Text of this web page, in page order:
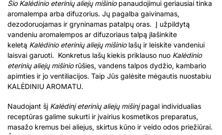
Šio Kalėdinio eterinių aliejų mišinio panaudojimui geriausiai tinka
aromalempa arba difuzorius. Jų pagalba gaivinamas,
dezodoruojamas ir gryninamas patalpų oras. Į užpildytą
vandeniu aromalempos ar difuzoriaus talpą įlašinkite
keletą Kalėdinio eterinių aliejų mišinio lašų ir leiskite vandeniui
laisvai garuoti. Konkretus lašų kiekis priklauso nuo Kalėdinio
eterinių aliejų mišiniorūšies, vandens talpos dydžio, kambario
apimties ir jo ventiliacijos. Taip Jūs galėsite mėgautis nuostabiu
KALĖDINIU AROMATU.
Naudojant šį Kalėdinį eterinių aliejų mišinįpagal individualias
receptūras galime sukurti ir įvairius kosmetikos preparatus,
masažo kremus bei aliejus, skirtus kūno ir veido odos priežiūrai.